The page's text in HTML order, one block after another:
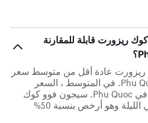
ريزورت قابلة للمقارنة
عادة أقل من متوسط ​​سعر
فندق مصنف 4 نجوم في Phu Quoc. في المتوسط ، السعر
المتوقع هو 317 ﷼ في الليلة في Phu Quoc. سيجون فوو كوك
ريزورت سيعطيك 160 ﷼ في الليلة وهو أرخص بنسبة 50%